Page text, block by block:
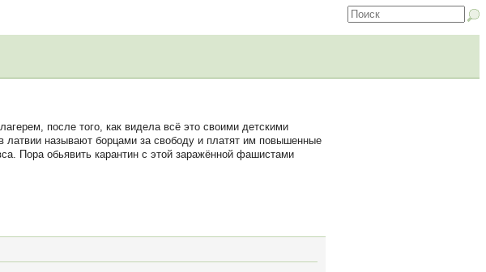
после того, как видела всё это своими детскими
латвии называют борцами за свободу и платят им повышенные
Пора обьявить карантин с этой заражённой фашистами